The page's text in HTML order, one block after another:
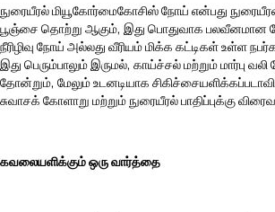
நுரையீரல் மியூகோர்மைகோசிஸ் நோய் என்பது
பூஞ்சை தொற்று ஆகும், இது பொதுவாக பலவீனமான
நீரிழிவு நோய் அல்லது வீரியம் மிக்க கட்டிகள் உள்ள
இது பெரும்பாலும் இருமல், காய்ச்சல் மற்றும் மார்பு
தோன்றும், மேலும் உடனடியாக
சுவாசக் கோளாறு மற்றும் நுரையீரல் பாதிப்புக்கு
கவலையளிக்கும் ஒரு வார்த்தை